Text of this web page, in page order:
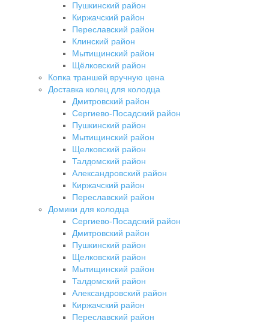
Пушкинский район
Киржачский район
Переславский район
Клинский район
Мытищинский район
Щёлковский район
Копка траншей вручную цена
Доставка колец для колодца
Дмитровский район
Сергиево-Посадский район
Пушкинский район
Мытищинский район
Щелковский район
Талдомский район
Александровский район
Киржачский район
Переславский район
Домики для колодца
Сергиево-Посадский район
Дмитровский район
Пушкинский район
Щелковский район
Мытищинский район
Талдомский район
Александровский район
Киржачский район
Переславский район